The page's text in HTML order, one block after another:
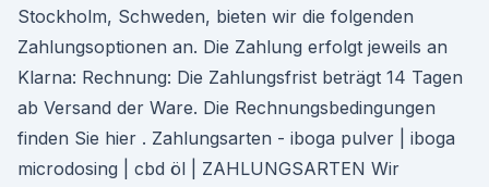
Stockholm, Schweden, bieten wir die folgenden
Zahlungsoptionen an. Die Zahlung erfolgt jeweils an
Klarna: Rechnung: Die Zahlungsfrist beträgt 14 Tagen
ab Versand der Ware. Die Rechnungsbedingungen
finden Sie hier . Zahlungsarten - iboga pulver | iboga
microdosing | cbd öl | ZAHLUNGSARTEN Wir